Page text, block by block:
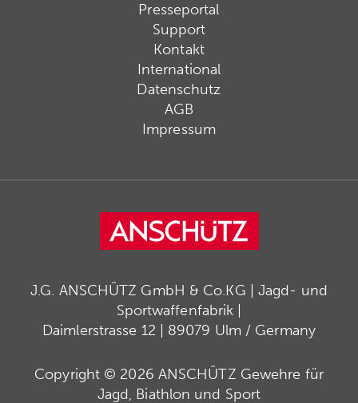
Presseportal
Support
Kontakt
International
Datenschutz
AGB
Impressum
J.G. ANSCHÜTZ GmbH & Co.KG | Jagd- und
Sportwaffenfabrik |
Daimlerstrasse 12 | 89079 Ulm / Germany
Copyright © 2026 ANSCHÜTZ Gewehre für
Jagd, Biathlon und Sport